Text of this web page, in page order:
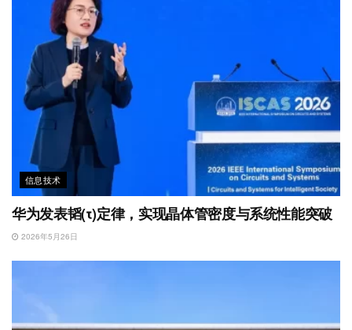
信息技术
华为发表韬(τ)定律，实现晶体管密度与系统性能突破
2026年5月26日